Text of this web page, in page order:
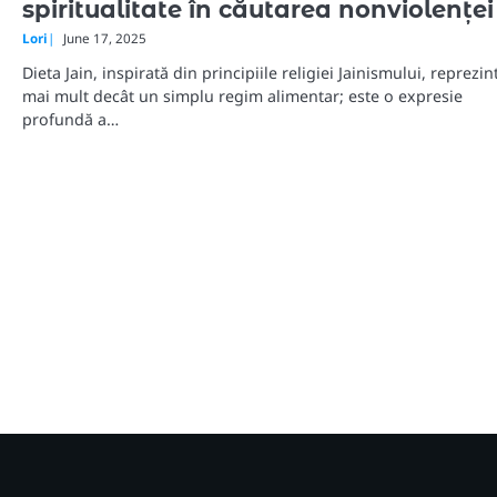
spiritualitate în căutarea nonviolenței
Lori June 17, 2025
Dieta Jain, inspirată din principiile religiei Jainismului,
mai mult decât un simplu regim alimentar; este o expresie
profundă a…